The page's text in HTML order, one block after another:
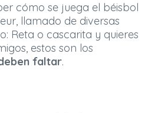
cómo se juega el béisbol
llamado de diversas
Reta o cascarita y quieres
estos son los
faltar.